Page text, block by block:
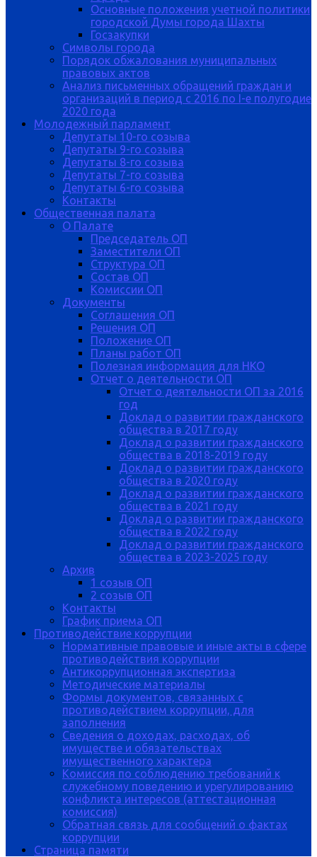
Основные положения учетной политики
городской Думы города Шахты
Госзакупки
Символы города
Порядок обжалования муниципальных
правовых актов
Анализ письменных обращений граждан и
организаций в период с 2016 по I-е полугодие
2020 года
Молодежный парламент
Депутаты 10-го созыва
Депутаты 9-го созыва
Депутаты 8-го созыва
Депутаты 7-го созыва
Депутаты 6-го созыва
Контакты
Общественная палата
О Палате
Председатель ОП
Заместители ОП
Структура ОП
Состав ОП
Комиссии ОП
Документы
Соглашения ОП
Решения ОП
Положение ОП
Планы работ ОП
Полезная информация для НКО
Отчет о деятельности ОП
Отчет о деятельности ОП за 2016
год
Доклад о развитии гражданского
общества в 2017 году
Доклад о развитии гражданского
общества в 2018-2019 году
Доклад о развитии гражданского
общества в 2020 году
Доклад о развитии гражданского
общества в 2021 году
Доклад о развитии гражданского
общества в 2022 году
Доклад о развитии гражданского
общества в 2023-2025 году
Архив
1 созыв ОП
2 созыв ОП
Контакты
График приема ОП
Противодействие коррупции
Нормативные правовые и иные акты в сфере
противодействия коррупции
Антикоррупционная экспертиза
Методические материалы
Формы документов, связанных с
противодействием коррупции, для
заполнения
Сведения о доходах, расходах, об
имуществе и обязательствах
имущественного характера
Комиссия по соблюдению требований к
служебному поведению и урегулированию
конфликта интересов (аттестационная
комиссия)
Обратная связь для сообщений о фактах
коррупции
Страница памяти